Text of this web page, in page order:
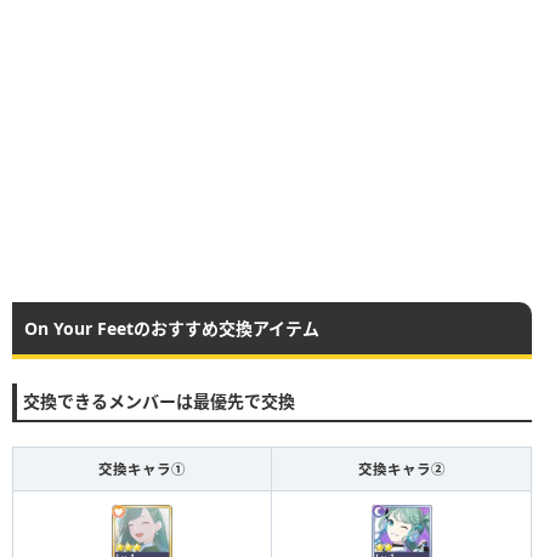
On Your Feetのおすすめ交換アイテム
交換できるメンバーは最優先で交換
交換キャラ① 交換キャラ②